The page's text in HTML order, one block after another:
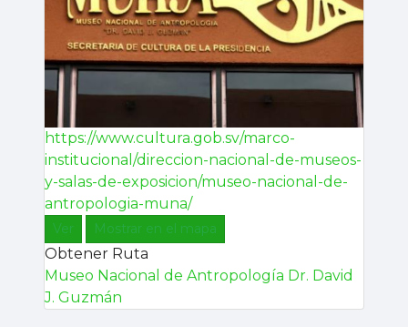
https://www.cultura.gob.sv/marco-
institucional/direccion-nacional-de-museos-
y-salas-de-exposicion/museo-nacional-de-
antropologia-muna/
Ver Mostrar en el mapa
Obtener Ruta
Museo Nacional de Antropología Dr. David
J. Guzmán